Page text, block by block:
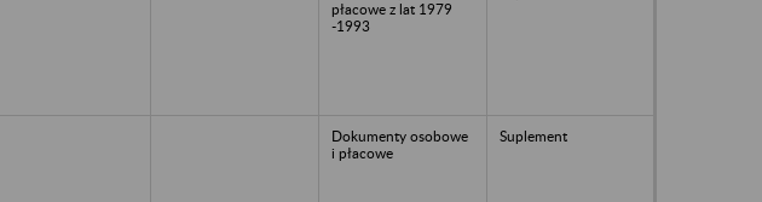
płacowe z lat 1979
-1993
Dokumenty osobowe
i płacowe
Suplement